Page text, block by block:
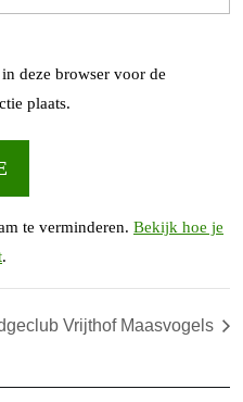
deze browser voor de
plaats.
te verminderen. Bekijk hoe je
.
Vrijthof Maasvogels